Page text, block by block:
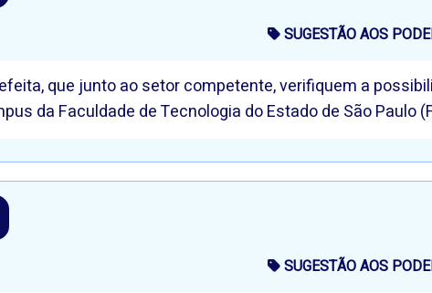
SUGESTÃO AOS
que junto ao setor competente, verifiquem a
da Faculdade de Tecnologia do Estado de São Paulo
SUGESTÃO AOS